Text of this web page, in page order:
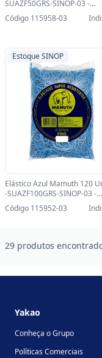
SUAZF50GRS-SINOP-03 -
SUAZF50GRS
Código 115958-03
Estoque SINOP
Elástico Azul Mamuth 120
-SUAZF100GRS-SINOP-03 -
SUAZF100GRS
Código 115952-03
29 produtos
Yakao
Conheça o Grupo
Políticas Comerciais